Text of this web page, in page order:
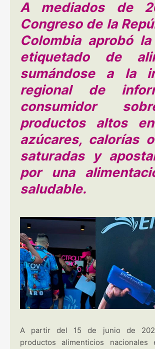
A mediados de
Congreso de la
Colombia aprobó
etiquetado de
sumándose a la
regional de
consumidor
productos altos
azúcares, calorías
saturadas y
por una
saludable.
A partir del 15 de junio de
productos alimenticios nacionales